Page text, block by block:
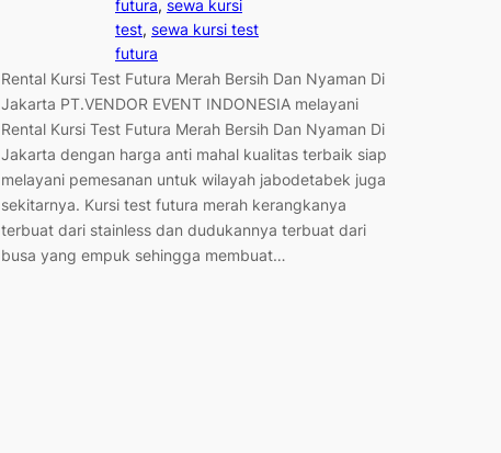
futura, sewa kursi
test, sewa kursi test
futura
Rental Kursi Test Futura Merah Bersih Dan Nyaman Di
Jakarta PT.VENDOR EVENT INDONESIA melayani
Rental Kursi Test Futura Merah Bersih Dan Nyaman Di
Jakarta dengan harga anti mahal kualitas terbaik siap
melayani pemesanan untuk wilayah jabodetabek juga
sekitarnya. Kursi test futura merah kerangkanya
terbuat dari stainless dan dudukannya terbuat dari
busa yang empuk sehingga membuat…